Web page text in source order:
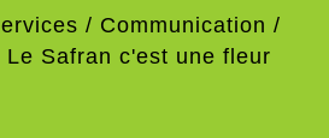
/ Communication /
Le Safran c'est une fleur